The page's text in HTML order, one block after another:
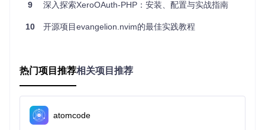
ln
3. 应用案例和最佳实践
3.1 多设备同步
9 深入探索XeroOAuth-PHP：安装、配置与实战指南
10 开源项目evangelion.nvim的最佳实践教程
热门项目推荐相关项目推荐
atomcode